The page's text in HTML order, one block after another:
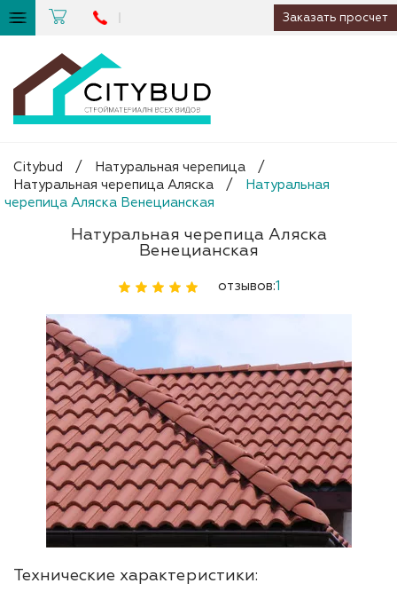
Заказать просчет
Citybud / Натуральная черепица
/
Натуральная черепица Аляска
/
Натуральная
черепица Аляска Венецианская
Натуральная черепица Аляска
Венецианская
отзывов:1
Технические характеристики: